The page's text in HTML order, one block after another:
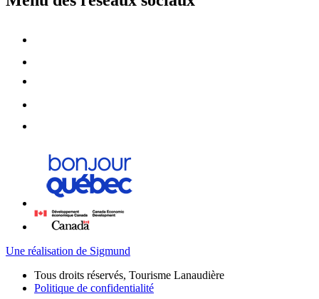
Une réalisation de Sigmund
Tous droits réservés, Tourisme Lanaudière
Politique de confidentialité